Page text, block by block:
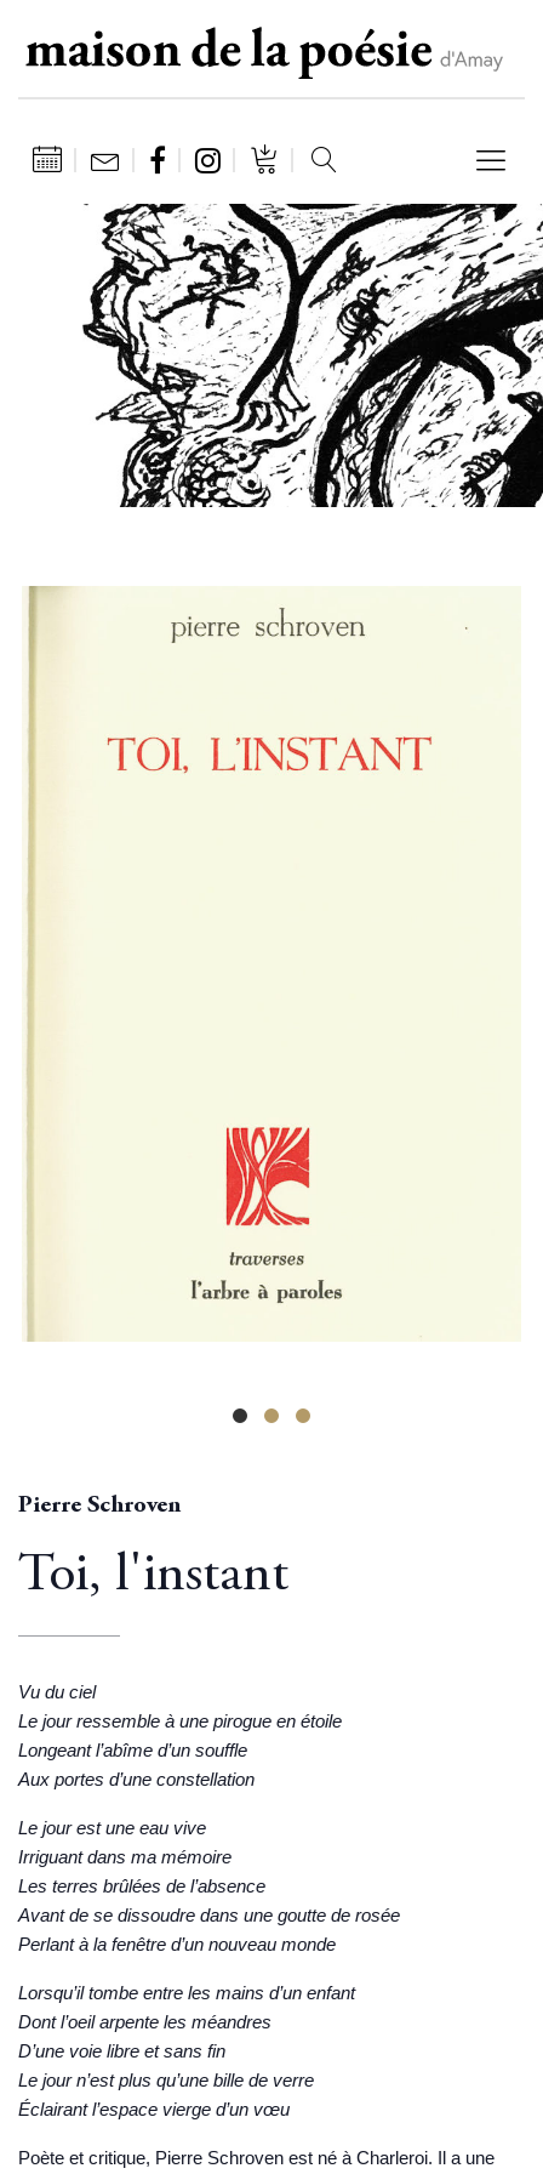
Pierre Schroven
Toi, l'instant
Vu du ciel
Le jour ressemble à une pirogue en étoile
Longeant l’abîme d’un souffle
Aux portes d’une constellation
Le jour est une eau vive
Irriguant dans ma mémoire
Les terres brûlées de l’absence
Avant de se dissoudre dans une goutte de rosée
Perlant à la fenêtre d’un nouveau monde
Lorsqu’il tombe entre les mains d’un enfant
Dont l’oeil arpente les méandres
D’une voie libre et sans fin
Le jour n’est plus qu’une bille de verre
Éclairant l’espace vierge d’un vœu
Poète et critique, Pierre Schroven est né à Charleroi. Il a une